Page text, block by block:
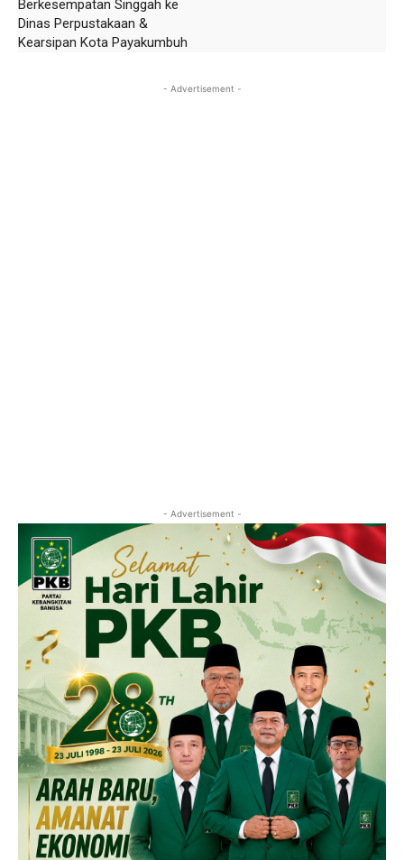
Berkesempatan Singgah ke
Dinas Perpustakaan &
Kearsipan Kota Payakumbuh
- Advertisement -
- Advertisement -